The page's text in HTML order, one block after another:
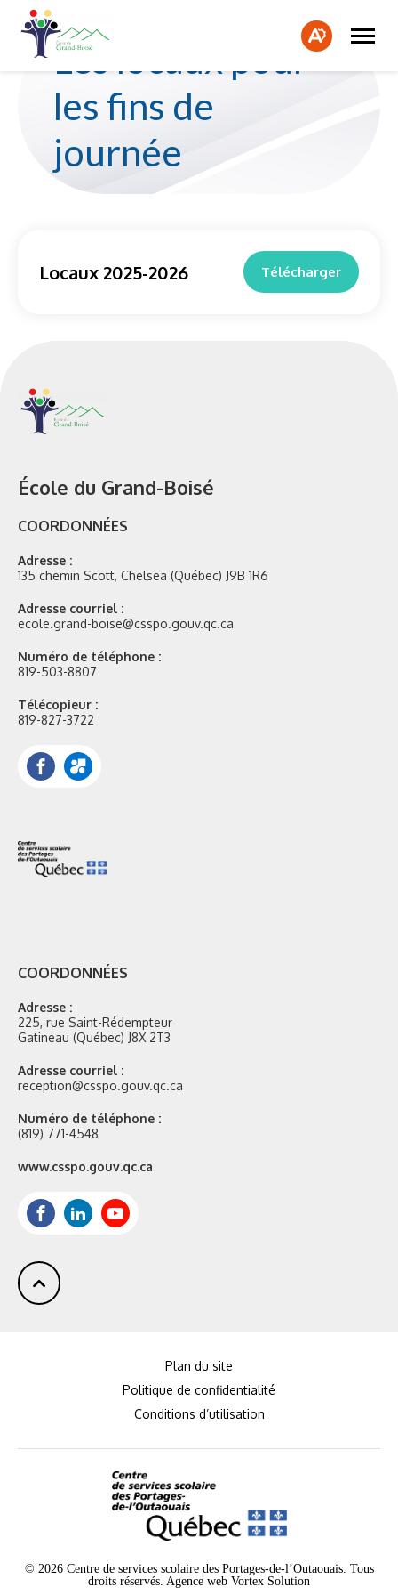
Ouvrir
la
la
site
Les locaux pour
les fins de
journée
Locaux 2025-2026 Télécharger
École du Grand-Boisé
COORDONNÉES
Adresse :
135 chemin Scott, Chelsea (Québec) J9B 1R6
Adresse courriel :
ecole.grand-boise@csspo.gouv.qc.ca
Numéro de téléphone :
819-503-8807
Télécopieur :
819-827-3722
Facebook
Portail
Mozaik
COORDONNÉES
Adresse :
225, rue Saint-Rédempteur
Gatineau (Québec) J8X 2T3
Adresse courriel :
reception@csspo.gouv.qc.ca
Numéro de téléphone :
(819) 771-4548
Site
www.csspo.gouv.qc.ca
FacebookLinkedInYoutube
Plan du site
Politique de confidentialité
Conditions d’utilisation
© 2026 Centre de services scolaire des Portages-de-l’Outaouais. Tous
droits réservés. Agence web Vortex Solution